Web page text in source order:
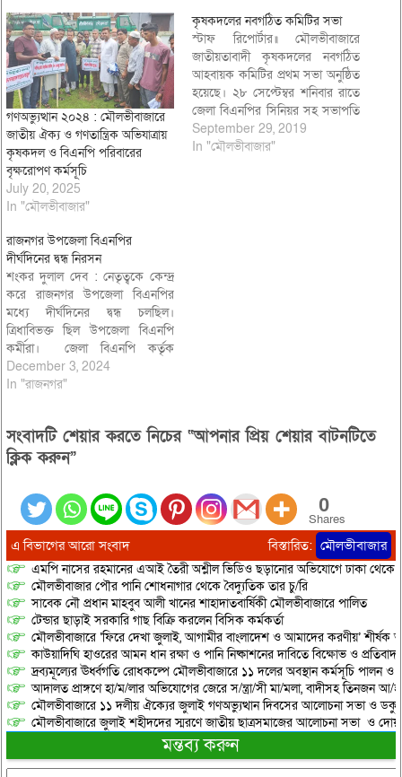
গণঅভ্যুত্থান ২০২৪ : মৌলভীবাজারে
জাতীয় ঐক্য ও গণতান্ত্রিক অভিযাত্রায়
কৃষকদল ও বিএনপি পরিবারের
বৃক্ষরোপণ কর্মসূচি
July 20, 2025
In "মৌলভীবাজার"
কৃষকদলের নবগঠিত কমিটির সভা
স্টাফ রিপোর্টার॥ মৌলভীবাজারে
জাতীয়তাবাদী কৃষকদলের নবগঠিত
আহবায়ক কমিটির প্রথম সভা অনুষ্ঠিত
হয়েছে। ২৮ সেপ্টেম্বর শনিবার রাতে
জেলা বিএনপির সিনিয়র সহ সভাপতি
ও সাবেক পৌর মেয়র ফয়জুল করিম
ময়ূনের বাসায় অনুষ্ঠিত ওই সভায়
September 29, 2019
In "মৌলভীবাজার"
রাজনগর উপজেলা বিএনপির
দীর্ঘদিনের দ্বন্ধ নিরসন
শংকর দুলাল দেব : নেতৃত্বকে কেন্দ্র
করে রাজনগর উপজেলা বিএনপির
মধ্যে দীর্ঘদিনের দ্বন্ধ চলছিল।
ত্রিধাবিভক্ত ছিল উপজেলা বিএনপি
কর্মীরা। জেলা বিএনপি কর্তৃক
অনুমোদিত উপজেলা কমিটি চলমান
থাকলেও দলের একটি বৃহৎ অংশ ছিল
সাথে কথাবার্তা বলতো না। ফলে দলীয়
কোন্দলে বিপর্যস্ত হয়ে…
December 3, 2024
In "রাজনগর"
সংবাদটি শেয়ার করতে নিচের “আপনার প্রিয় শেয়ার বাটনটিতে
ক্লিক করুন”
0
Shares
এ বিভাগের আরো সংবাদ বিস্তারিত: মৌলভীবাজার
এমপি নাসের রহমানের এআই তৈরী অশ্লীল ভিডিও ছড়ানোর অভিযোগে ঢাকা থেকে
মৌলভীবাজার পৌর পানি শোধনাগার থেকে বৈদ্যুতিক তার চু/রি
সাবেক নৌ প্রধান মাহবুব আলী খানের শাহাদাতবার্ষিকী মৌলভীবাজারে পালিত
টেন্ডার ছাড়াই সরকারি গাছ বিক্রি করলেন বিসিক কর্মকর্তা
মৌলভীবাজারে ‘ফিরে দেখা জুলাই, আগামীর বাংলাদেশ ও আমাদের করণীয়’ শীর্ষক
কাউয়াদিঘি হাওরের আমন ধান রক্ষা ও পানি নিষ্কাশনের দাবিতে বিক্ষোভ ও
দ্রব্যমূল্যের ঊর্ধ্বগতি রোধকল্পে মৌলভীবাজারে ১১ দলের অবস্থান কর্মসূচি পালন ও
আদালত প্রাঙ্গণে হা/ম/লার অভিযোগের জেরে স/ন্ত্রা/সী মা/মলা, বাদীসহ তিনজন আ/
মৌলভীবাজারে ১১ দলীয় ঐক্যের জুলাই গণঅভ্যুত্থান দিবসের আলোচনা সভা ও
মৌলভীবাজারে জুলাই শহীদদের স্মরণে জাতীয় ছাত্রসমাজের আলোচনা সভা ও
মন্তব্য করুন